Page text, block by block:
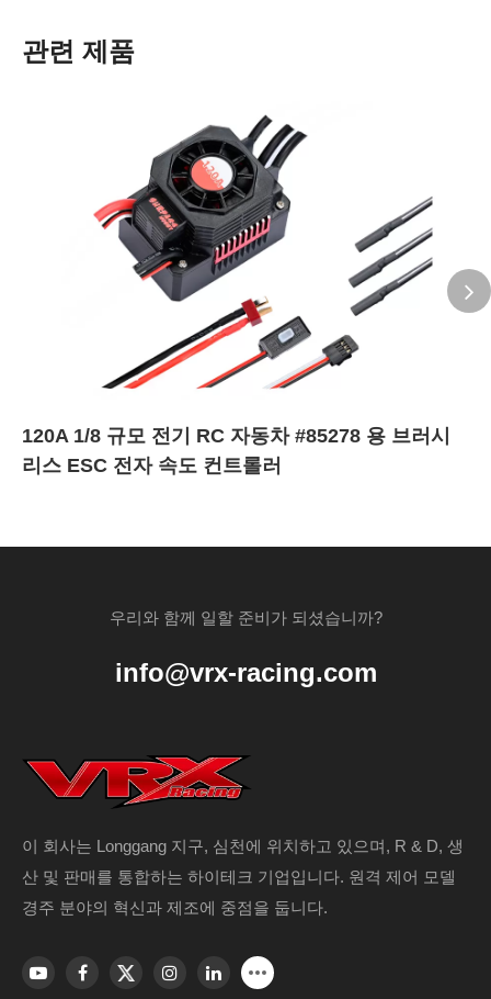
관련 제품
120A 1/8 규모 전기 RC 자동차 #85278 용 브러시
리스 ESC 전자 속도 컨트롤러
우리와 함께 일할 준비가 되셨습니까?
info@vrx-racing.com
이 회사는 Longgang 지구, 심천에 위치하고 있으며, R & D, 생
산 및 판매를 통합하는 하이테크 기업입니다. 원격 제어 모델
경주 분야의 혁신과 제조에 중점을 둡니다.